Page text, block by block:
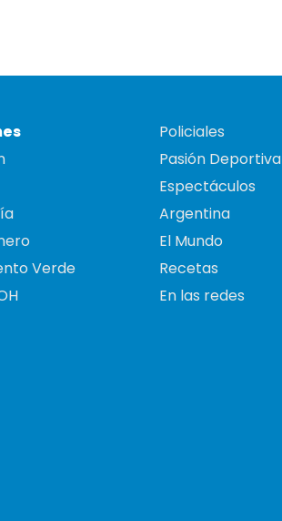
Verde
Policiales
Pasión Deportiva
Espectáculos
Argentina
El Mundo
Recetas
En las redes